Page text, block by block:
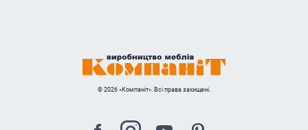
© 2026 «Компаніт». Всі права захищені.